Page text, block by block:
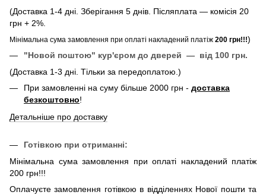
(Доставка 1-4 дні. Зберігання 5 днів. Післяплата — комісія 20
грн + 2%.
Мінімальна сума замовлення при оплаті накладений платіж 200 грн!!!)
"Новой поштою" кур'єром до дверей — від 100 грн.
(Доставка 1-3 дні. Тільки за передоплатою.)
При замовленні на суму більше 2000 грн - доставка
безкоштовно!
Детальніше про доставку
Готівкою при отриманні:
Мінімальна сума замовлення при оплаті накладений платіж
200 грн!!!
Оплачуєте замовлення готівкою в відділеннях Нової пошти та